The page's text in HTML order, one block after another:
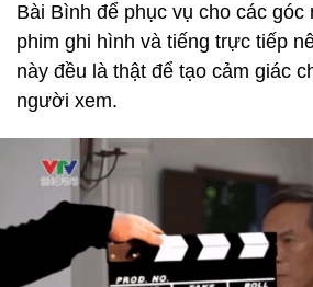
Bài Bình để phục vụ cho các góc
phim ghi hình và tiếng trực tiếp
này đều là thật để tạo cảm giác
người xem.